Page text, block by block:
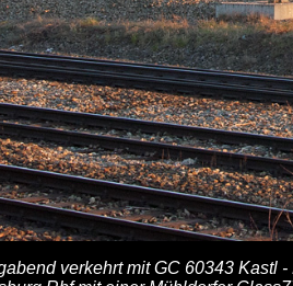
verkehrt mit GC 60343 Kastl